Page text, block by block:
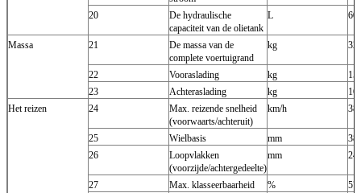
20
De hydraulische
capaciteit van de olietank
L
Massa 21
De massa van de
complete voertuigrand
kg
22 Vooraslading kg
23
Achteraslading kg
Het reizen
24
Max. reizende snelheid
(voorwaarts/achteruit)
km/h
25 Wielbasis mm
26
Loopvlakken
(voorzijde/achtergedeelte)
mm
27 Max. klasseerbaarheid % 57